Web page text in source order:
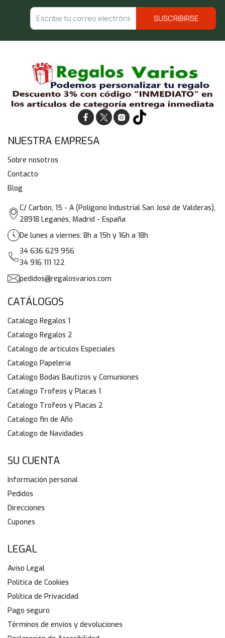
NUESTRA EMPRESA
Sobre nosotros
Contacto
Blog
C/ Carbón, 15 - A (Polígono Industrial San José de Valderas),
28918 Leganés, Madrid - España
De lunes a viernes: 8h a 15h y 16h a 18h
34 636 629 956
34 916 111 122
pedidos@regalosvarios.com
CATÁLOGOS
Catalogo Regalos 1
Catalogo Regalos 2
Catalogo de articulos Especiales
Catalogo Papeleria
Catalogo Bodas Bautizos y Comuniones
Catalogo Trofeos y Placas 1
Catalogo Trofeos y Placas 2
Catalogo fin de Año
Catalogo de Navidades
SU CUENTA
Información personal
Pedidos
Direcciones
Cupones
LEGAL
Aviso Legal
Política de Cookies
Política de Privacidad
Pago seguro
Términos de envíos y devoluciones